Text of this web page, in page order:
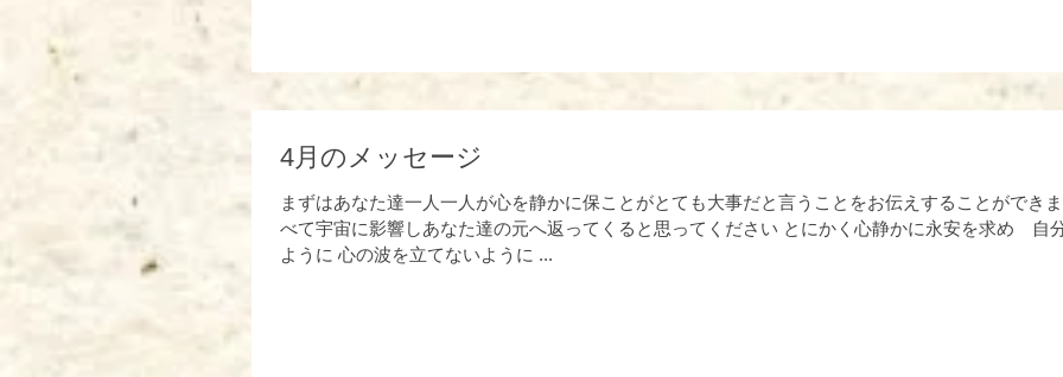
4月のメッセージ
まずはあなた達一人一人が心を静かに保ことがとても大事だと言うことをお伝えすることができます 心がさざ波立つとそれ
べて宇宙に影響しあなた達の元へ返ってくると思ってください とにかく心静かに永安を求め 自分の裡の中に入り波が立たない
ように 心の波を立てないように ...